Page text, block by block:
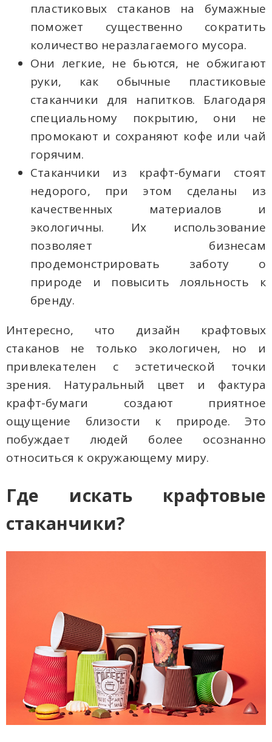
пластиковых стаканов на бумажные
поможет существенно сократить
количество неразлагаемого мусора.
Они легкие, не бьются, не обжигают
руки, как обычные пластиковые
стаканчики для напитков. Благодаря
специальному покрытию, они не
промокают и сохраняют кофе или чай
горячим.
Стаканчики из крафт-бумаги стоят
недорого, при этом сделаны из
качественных материалов и
экологичны. Их использование
позволяет бизнесам
продемонстрировать заботу о
природе и повысить лояльность к
бренду.
Интересно, что дизайн крафтовых
стаканов не только экологичен, но и
привлекателен с эстетической точки
зрения. Натуральный цвет и фактура
крафт-бумаги создают приятное
ощущение близости к природе. Это
побуждает людей более осознанно
относиться к окружающему миру.
Где искать крафтовые
стаканчики?